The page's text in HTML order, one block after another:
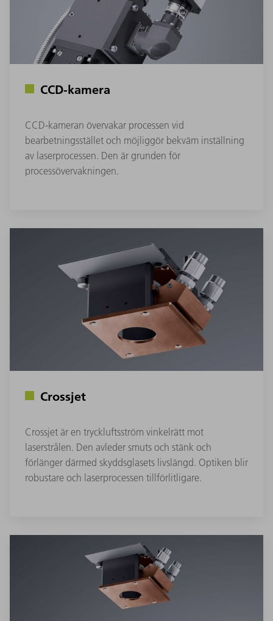
CCD-kamera
CCD-kameran övervakar processen vid
bearbetningsstället och möjliggör bekväm inställning
av laserprocessen. Den är grunden för
processövervakningen.
Crossjet
Crossjet är en tryckluftsström vinkelrätt mot
laserstrålen. Den avleder smuts och stänk och
förlänger därmed skyddsglasets livslängd. Optiken blir
robustare och laserprocessen tillförlitligare.